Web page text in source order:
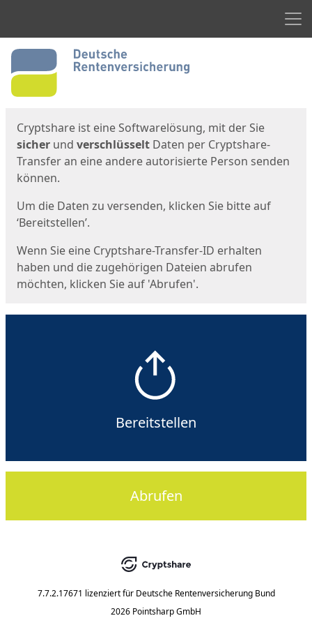
Start
Cryptshare ist eine Softwarelösung, mit der Sie
sicher und verschlüsselt Daten per Cryptshare-
Transfer an eine andere autorisierte Person senden
können.
Um die Daten zu versenden, klicken Sie bitte auf
‘Bereitstellen’.
Wenn Sie eine Cryptshare-Transfer-ID erhalten
haben und die zugehörigen Dateien abrufen
möchten, klicken Sie auf 'Abrufen'.
Bereitstellen
Abrufen
7.7.2.17671 lizenziert für Deutsche Rentenversicherung Bund
2026 Pointsharp GmbH